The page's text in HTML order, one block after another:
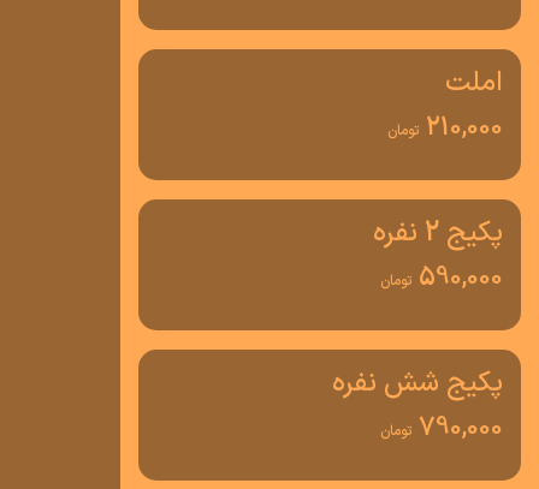
املت
210,000 تومان
پکیج 2 نفره
590,000 تومان
پکیج شش نفره
790,000 تومان